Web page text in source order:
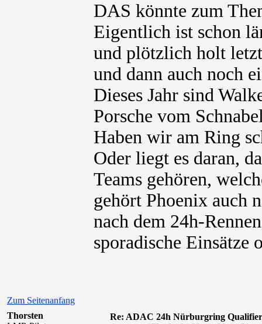
DAS könnte zum
Eigentlich ist schon
und plötzlich holt
und dann auch noch
Dieses Jahr sind
Porsche vom
Haben wir am Ring
Oder liegt es daran,
Teams gehören,
gehört Phoenix auch
nach dem 24h-
sporadische Einsätze
Zum Seitenanfang
Thorsten
Re: ADAC 24h Nürburgring